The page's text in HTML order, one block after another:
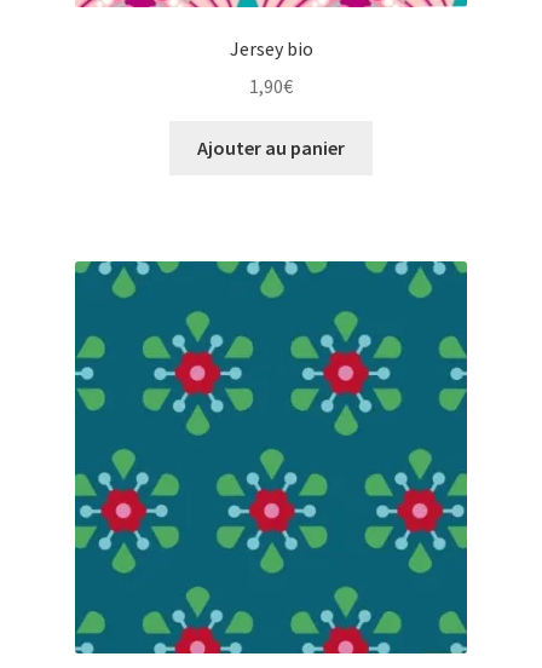
Jersey bio
1,90€
Ajouter au panier